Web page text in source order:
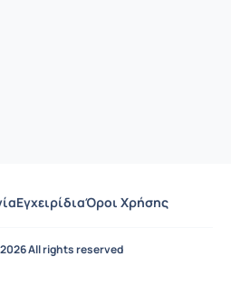
ΕγχειρίδιαΌροι Χρήσης
All rights reserved